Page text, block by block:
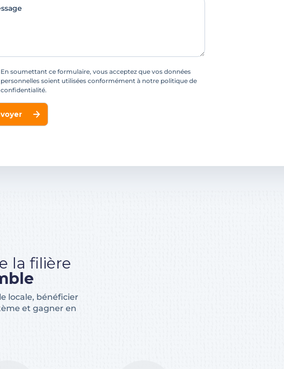
En soumettant ce formulaire, vous acceptez que vos données
personnelles soient utilisées conformément à notre politique de
confidentialité.
la filière
locale, bénéficier
et gagner en